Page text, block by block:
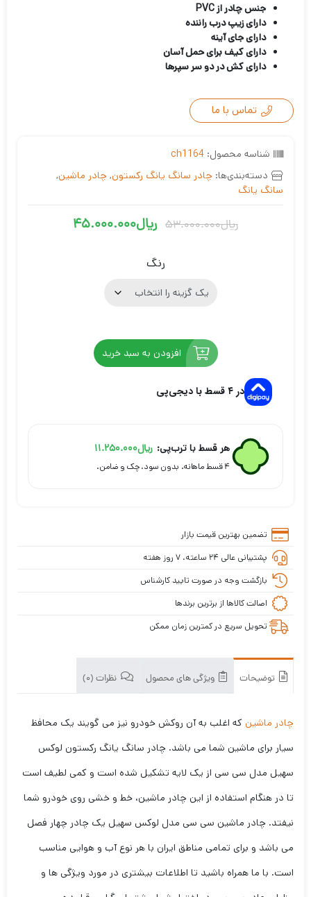
جنس چادر از PVC
دارای زیپ درب راننده
دارای جای آینه
دارای کیف برای حمل آسان
دارای کش در دو سر سپرها
تماس با ما
شناسه محصول: ch1164
دسته‌بندی‌ها: چادر سانگ یانگ رکستون, چادر ماشین,
سانگ یانگ
ریال53.000.000 قیمت
اصلی
بود.
ریال45.000.000قیمت
فعلی
است.
رنگ
افزودن به سبد خرید
در ۴ قسط با دیجی‌پی
هر قسط با ترب‌پی: ریال11.250.000
۴ قسط ماهانه. بدون سود، چک و ضامن.
تضمین بهترین قیمت بازار
پشتیبانی عالی ۲۴ ساعته، ۷ روز هفته
بازگشت وجه در صورت تایید کارشناس
اصالت کالاها از برترین برندها
تحویل سریع در کمترین زمان ممکن
توضیحات ویژگی های محصول نظرات (0)
چادر ماشین که اغلب به آن روکش خودرو نیز می گویند یک محافظ
سیار برای ماشین شما می باشد. چادر سانگ یانگ رکستون لوکس
سهیل مدل سی سی از یک لایه تشکیل شده است و کمی لطیف است
تا در هنگام استفاده از این چادر ماشین، خط و خشی روی خودرو شما
نیفتد. چادر ماشین سی سی مدل لوکس سهیل یک چادر چهار فصل
می باشد و برای تمامی مناطق ایران با هر نوع آب و هوایی مناسب
است. با ما همراه باشید تا اطلاعات بیشتری در مورد ویژگی ها و